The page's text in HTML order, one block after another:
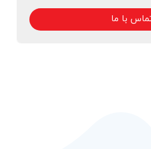
با ما